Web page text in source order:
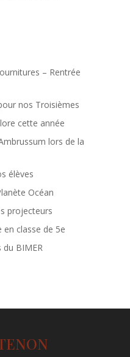
– Rentrée
nos Troisièmes
cette année
lors de la
élèves
Océan
projecteurs
en classe de 5e
du BIMER